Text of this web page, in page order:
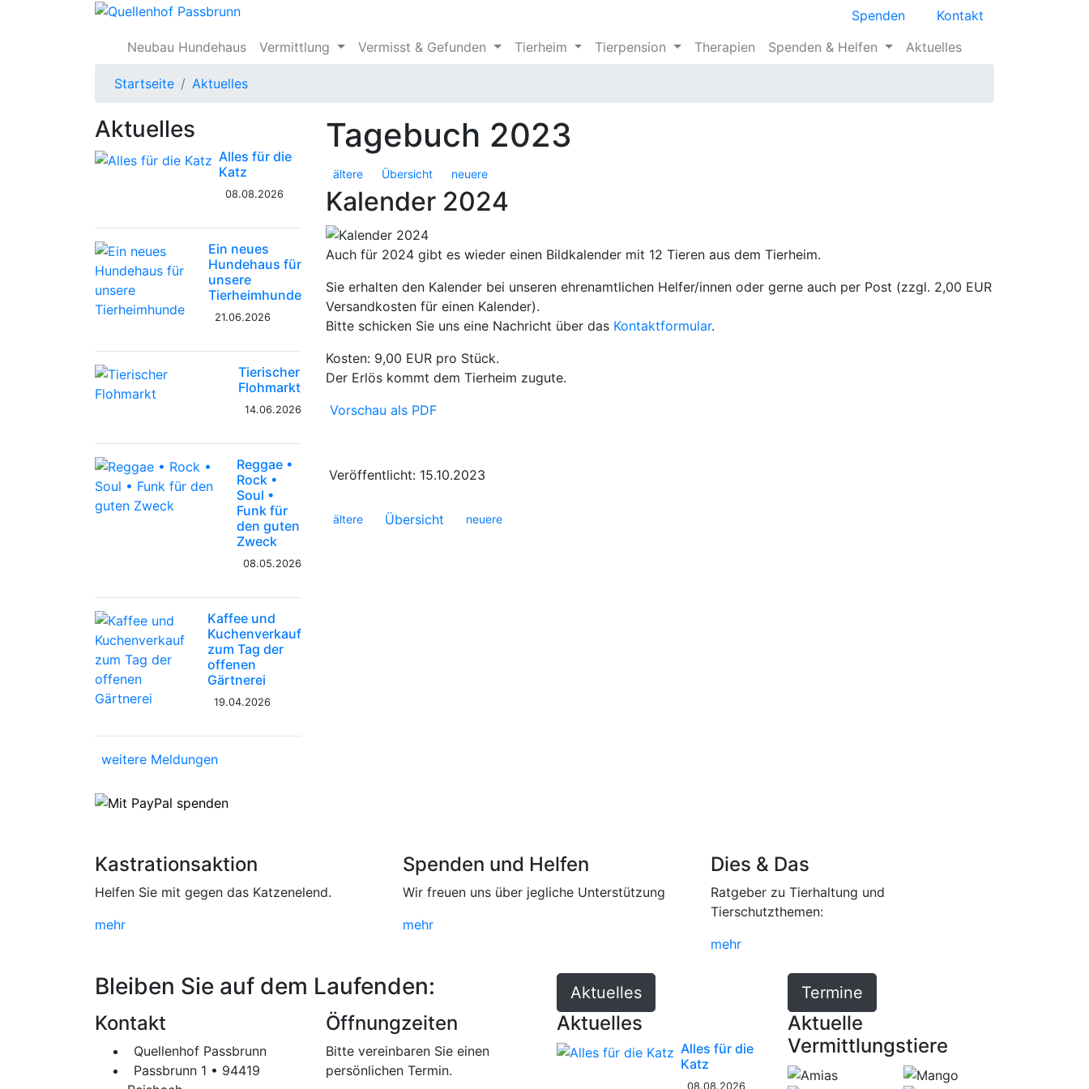
Spenden
Kontakt
Neubau Hundehaus
Vermittlung Vermisst & Gefunden Tierheim Tierpension Therapien Spenden & Helfen Aktuelles
Startseite Aktuelles
Tagebuch 2023
ältere Übersicht neuere
Kalender 2024
Auch für 2024 gibt es wieder einen Bildkalender mit 12 Tieren aus dem Tierheim.
Sie erhalten den Kalender bei unseren ehrenamtlichen Helfer/innen oder gerne auch per Post (zzgl. 2,00 EUR
Versandkosten für einen Kalender).
Bitte schicken Sie uns eine Nachricht über das Kontaktformular.
Kosten: 9,00 EUR pro Stück.
Der Erlös kommt dem Tierheim zugute.
Vorschau als PDF
Veröffentlicht: 15.10.2023
ältere Übersicht neuere
Aktuelles
Alles für die
Katz
08.08.2026
Ein neues
Hundehaus für
unsere
Tierheimhunde
21.06.2026
Tierischer
Flohmarkt
14.06.2026
Reggae •
Rock •
Soul •
Funk für
den guten
Zweck
08.05.2026
Kaffee und
Kuchenverkauf
zum Tag der
offenen
Gärtnerei
19.04.2026
weitere Meldungen
Kastrationsaktion
Helfen Sie mit gegen das Katzenelend.
mehr
Spenden und Helfen
Wir freuen uns über jegliche Unterstützung
mehr
Dies & Das
Ratgeber zu Tierhaltung und
Tierschutzthemen:
mehr
Bleiben Sie auf dem Laufenden: Aktuelles Termine
Kontakt
Quellenhof Passbrunn
Passbrunn 1 • 94419
Öffnungzeiten
Bitte vereinbaren Sie einen
persönlichen Termin.
Aktuelles
Alles für die
Katz
08.08.2026
Aktuelle
Vermittlungstiere